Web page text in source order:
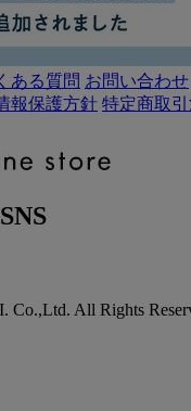
ある質問 お問い合わせ
報保護方針 特定商取
Co.,Ltd. All Rights